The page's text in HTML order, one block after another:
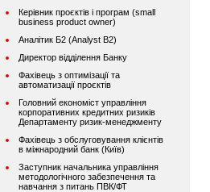
Керівник проєктів і програм (small
business product owner)
Аналітик Б2 (Analyst B2)
Директор відділення Банку
Фахівець з оптимізації та
автоматизації проєктів
Головний економіст управління
корпоративних кредитних ризиків
Департаменту ризик-менеджменту
Фахівець з обслуговування клієнтів
в міжнародний банк (Київ)
Заступник начальника управління
методологічного забезпечення та
навчання з питань ПВК/ФТ